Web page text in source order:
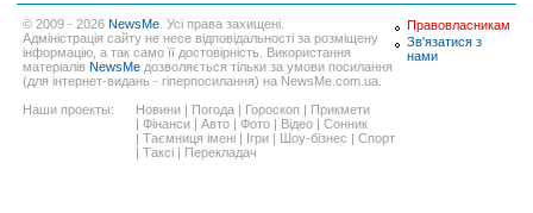
© 2009 - 2026 NewsMe . Усі права захищені.
Адміністрація сайту не несе відповідальності за розміщену
інформацію, а так само її достовірність. Використання
матеріалів NewsMe дозволяється тільки за умови посилання
(для інтернет-видань - гіперпосилання) на NewsMe.com.ua.
Наши проекты:
Новини | Погода | Гороскоп | Прикмети
| Фінанси | Авто | Фото | Відео | Сонник
| Таємниця імені | Ігри | Шоу-бізнес | Спорт
| Таксі | Перекладач
Правовласникам
Зв'язатися з
нами